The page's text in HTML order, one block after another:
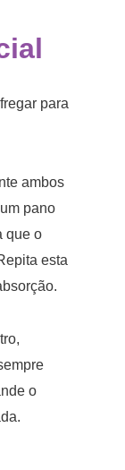
para
ambos
pano
que o
esta
o